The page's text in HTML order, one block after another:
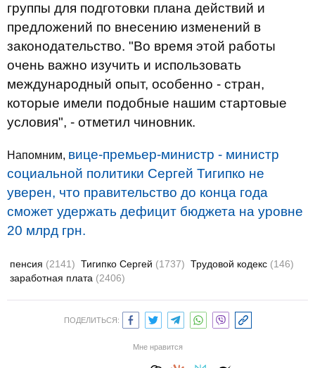
группы для подготовки плана действий и
предложений по внесению изменений в
законодательство. "Во время этой работы
очень важно изучить и использовать
международный опыт, особенно - стран,
которые имели подобные нашим стартовые
условия", - отметил чиновник.
Напомним, вице-премьер-министр - министр
социальной политики Сергей Тигипко не
уверен, что правительство до конца года
сможет удержать дефицит бюджета на уровне
20 млрд грн.
пенсия (2141) Тигипко Сергей (1737) Трудовой кодекс (146)
заработная плата (2406)
ПОДЕЛИТЬСЯ:
Мне нравится